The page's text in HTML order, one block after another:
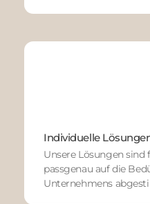
Individuelle
Unsere Lösungen sind
passgenau auf die
Unternehmens